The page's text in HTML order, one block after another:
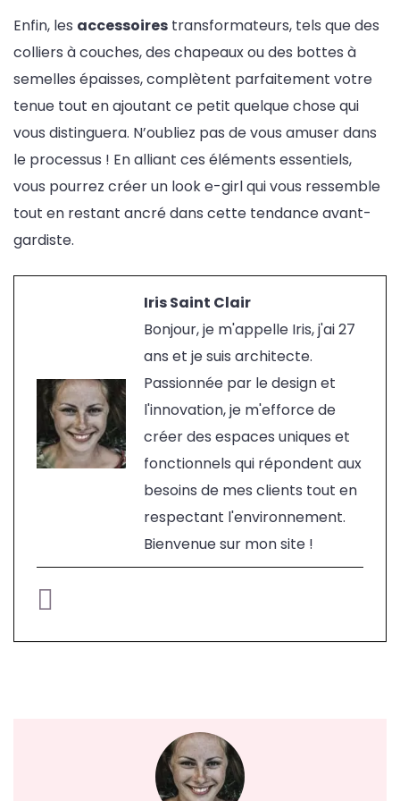
Enfin, les accessoires transformateurs, tels que des
colliers à couches, des chapeaux ou des bottes à
semelles épaisses, complètent parfaitement votre
tenue tout en ajoutant ce petit quelque chose qui
vous distinguera. N’oubliez pas de vous amuser dans
le processus ! En alliant ces éléments essentiels,
vous pourrez créer un look e-girl qui vous ressemble
tout en restant ancré dans cette tendance avant-
gardiste.
Iris Saint Clair
Bonjour, je m'appelle Iris, j'ai 27
ans et je suis architecte.
Passionnée par le design et
l'innovation, je m'efforce de
créer des espaces uniques et
fonctionnels qui répondent aux
besoins de mes clients tout en
respectant l'environnement.
Bienvenue sur mon site !